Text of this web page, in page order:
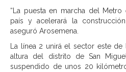
“La puesta en marcha del
país y acelerará la
aseguró Arosemena.
La línea 2 unirá el sector este
altura del distrito de San
suspendido de unos 20